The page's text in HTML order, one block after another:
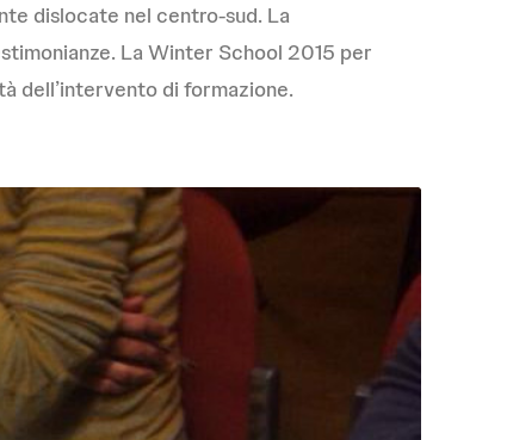
dislocate nel centro-sud. La
La Winter School 2015 per
dell’intervento di formazione.